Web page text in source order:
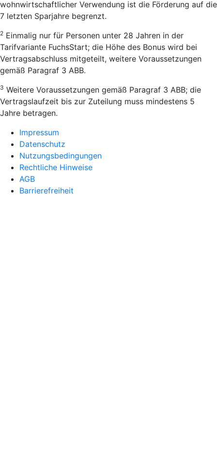
wohnwirtschaftlicher Verwendung ist die Förderung auf die
7 letzten Sparjahre begrenzt.
2 Einmalig nur für Personen unter 28 Jahren in der
Tarifvariante FuchsStart; die Höhe des Bonus wird bei
Vertragsabschluss mitgeteilt, weitere Voraussetzungen
gemäß Paragraf 3 ABB.
3 Weitere Voraussetzungen gemäß Paragraf 3 ABB; die
Vertragslaufzeit bis zur Zuteilung muss mindestens 5
Jahre betragen.
Impressum
Datenschutz
Nutzungsbedingungen
Rechtliche Hinweise
AGB
Barrierefreiheit